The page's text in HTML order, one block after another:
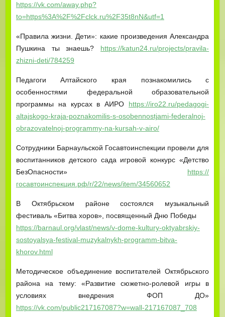
https://vk.com/away.php?
to=https%3A%2F%2Fclck.ru%2F35t8nN&utf=1
«Правила жизни. Дети»: какие произведения Александра
Пушкина ты знаешь? https://katun24.ru/projects/pravila-
zhizni-deti/784259
Педагоги Алтайского края познакомились с
особенностями федеральной образовательной
программы на курсах в АИРО https://iro22.ru/pedagogi-
altajskogo-kraja-poznakomilis-s-osobennostjami-federalnoj-
obrazovatelnoj-programmy-na-kursah-v-airo/
Сотрудники Барнаульской Госавтоинспекции провели для
воспитанников детского сада игровой конкурс «Детство
БезОпасности» https://
госавтоинспекция.рф/r/22/news/item/34560652
В Октябрьском районе состоялся музыкальный
фестиваль «Битва хоров», посвященный Дню Победы
https://barnaul.org/vlast/news/v-dome-kultury-oktyabrskiy-
sostoyalsya-festival-muzykalnykh-programm-bitva-
khorov.html
Методическое объединение воспитателей Октябрьского
района на тему: «Развитие сюжетно-ролевой игры в
условиях внедрения ФОП ДО»
https://vk.com/public217167087?w=wall-217167087_708